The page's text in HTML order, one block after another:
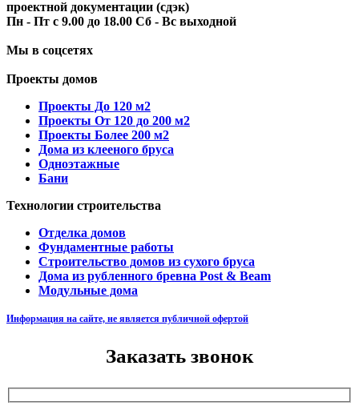
проектной документации (сдэк)
Пн - Пт с 9.00 до 18.00 Сб - Вс выходной
Мы в соцсетях
Проекты домов
Проекты До 120 м2
Проекты От 120 до 200 м2
Проекты Более 200 м2
Дома из клееного бруса
Одноэтажные
Бани
Технологии строительства
Отделка домов
Фундаментные работы
Строительство домов из сухого бруса
Дома из рубленного бревна Post & Beam
Модульные дома
Информация на сайте, не является публичной офертой
Заказать звонок